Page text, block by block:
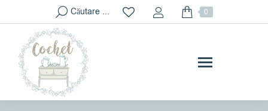
Search:Căutare ... 0